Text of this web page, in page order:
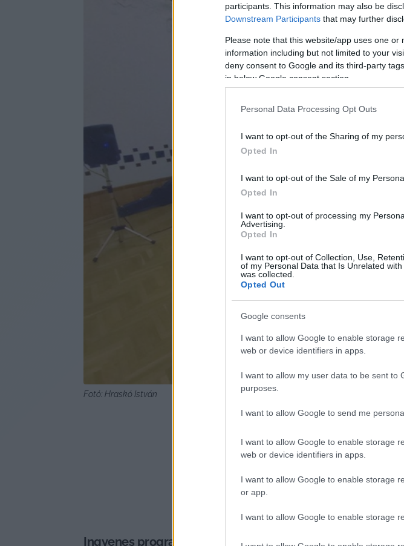
participants. This information may also be
Downstream Participants that may further
Please note that this website/app uses one
information including but not limited to your
deny consent to Google and its third-party
in below Google consent section.
Personal Data Processing Opt Outs
I want to opt-out of the Sharing of my
Opted In
I want to opt-out of the Sale of my
Opted In
I want to opt-out of processing my
Advertising.
Opted In
I want to opt-out of Collection, Use,
of my Personal Data that Is Unrelated
was collected.
Opted Out
Google consents
I want to allow Google to enable storage
web or device identifiers in apps.
I want to allow my user data to be sent to
purposes.
I want to allow Google to send me
I want to allow Google to enable storage
web or device identifiers in apps.
I want to allow Google to enable storage
or app.
I want to allow Google to enable storage
Fotó: Hraskó István
Ingyenes programok, ismét indulnak a retro buszok